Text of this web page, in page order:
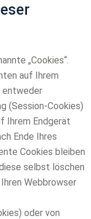
„Cookies“.
auf Ihrem
entweder
(Session-Cookies)
Ihrem Endgerät
Ende Ihres
Cookies bleiben
selbst löschen
Webbrowser
oder von